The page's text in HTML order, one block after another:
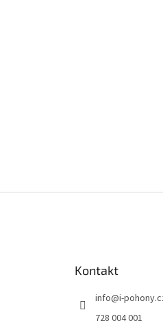
Kontakt
info@i-
728 004 001